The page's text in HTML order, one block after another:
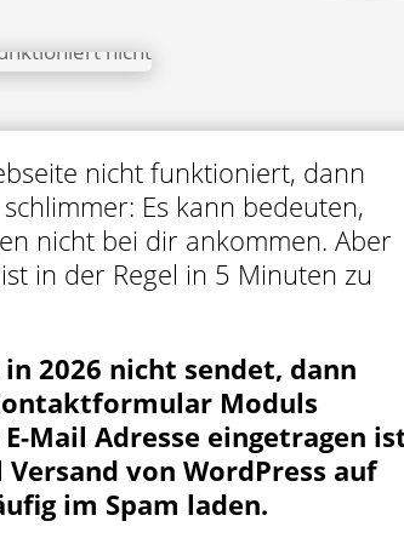
nicht funktioniert, dann
Es kann bedeuten,
nicht bei dir ankommen. Aber
in der Regel in 5 Minuten zu
2026 nicht sendet, dann
Moduls
Mail Adresse eingetragen
von WordPress auf
im Spam laden.